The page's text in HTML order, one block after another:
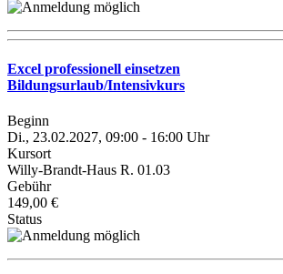
Excel professionell einsetzen
Bildungsurlaub/Intensivkurs
Beginn
Di., 23.02.2027, 09:00 - 16:00 Uhr
Kursort
Willy-Brandt-Haus R. 01.03
Gebühr
149,00 €
Status